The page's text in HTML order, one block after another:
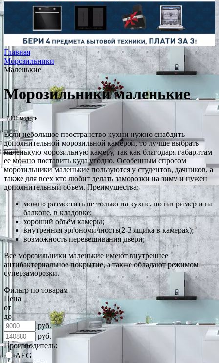
Главная
Морозильники
Маленькие
Морозильники маленькие
1301 модель
Если небольшое пространство кухни нужно снабдить
дополнительной морозильной камерой, то лучше выбрать
маленькую морозильную камеру, так как благодаря габаритам
ее можно поставить куда угодно. Особенным спросом
морозильники маленькие пользуются у студентов, дачников, а
также для всех кто любит делать заморозки на зиму и нужен
дополнительный объем. Преимущества:
можно разместить не только на кухне, но например и на
балконе, в кладовке;
хороший объём камеры;
внутренняя эргономичность(2-3 ящика в камерах);
возможность перевешивания двери;
Все морозильники маленькие имеют внутреннее
антибактериальное покрытие, а также обладают режимом
суперзаморозки.
Фильтр по товарам
Цена
от
до
руб.
руб.
Производитель:
AEG